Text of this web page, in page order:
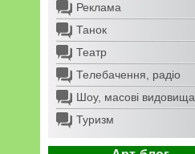
Реклама
Танок
Театр
Телебачення, радіо
Шоу, масові видовища
Туризм